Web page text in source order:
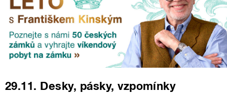
29.11. Desky, pásky, vzpomínky